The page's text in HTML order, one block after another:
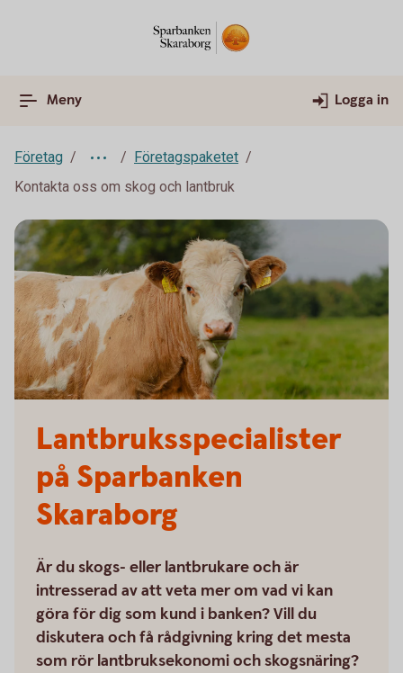
Meny Logga in
Företag
Företagspaketet
Kontakta oss om skog och lantbruk
Lantbruksspecialister
på Sparbanken
Skaraborg
Är du skogs- eller lantbrukare och är
intresserad av att veta mer om vad vi kan
göra för dig som kund i banken? Vill du
diskutera och få rådgivning kring det mesta
som rör lantbruksekonomi och skogsnäring?